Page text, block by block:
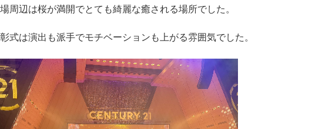
周辺は桜が満開でとても綺麗な癒される場所でした。
式は演出も派手でモチベーションも上がる雰囲気でした。